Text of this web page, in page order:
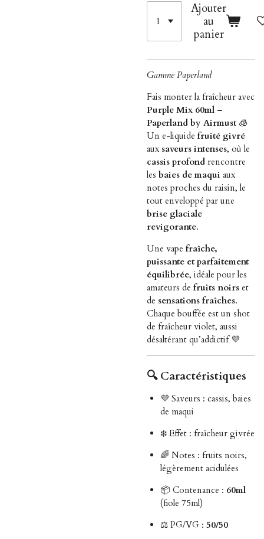
Ajouter
au
panier
Gamme Paperland
Fais monter la fraîcheur avec
Purple Mix 60ml –
Paperland by Airmust🧊
Un e-liquide fruité givré
aux saveurs intenses, où le
cassis profond rencontre
les baies de maqui aux
notes proches du raisin, le
tout enveloppé par une
brise glaciale
revigorante.
Une vape fraîche,
puissante et parfaitement
équilibrée, idéale pour les
amateurs de fruits noirs et
de sensations fraîches.
Chaque bouffée est un shot
de fraîcheur violet, aussi
désaltérant qu’addictif 💜
🔍Caractéristiques
💜 Saveurs : cassis, baies
de maqui
❄️ Effet : fraîcheur givrée
🌈 Notes : fruits noirs,
légèrement acidulées
📦 Contenance : 60ml
(fiole 75ml)
⚖️ PG/VG : 50/50